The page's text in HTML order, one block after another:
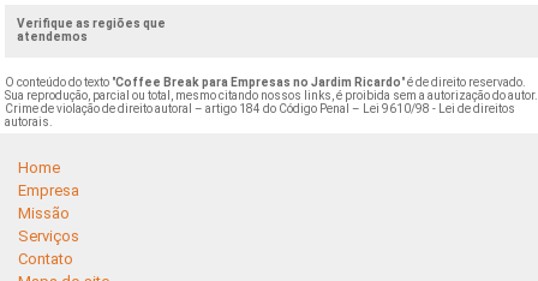
Verifique as regiões que
atendemos
O conteúdo do texto "Coffee Break para Empresas no Jardim Ricardo" é de direito reservado.
Sua reprodução, parcial ou total, mesmo citando nossos links, é proibida sem a autorização do autor.
Crime de violação de direito autoral – artigo 184 do Código Penal –
Lei 9610/98 - Lei de direitos
autorais
Home
Empresa
Missão
Serviços
Contato